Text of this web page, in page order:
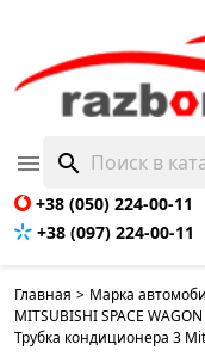
 search
+38 (050) 224-00-11
+38 (097) 224-00-11
Главная > Марка
MITSUBISHI SPACE
Трубка кондиционера 3